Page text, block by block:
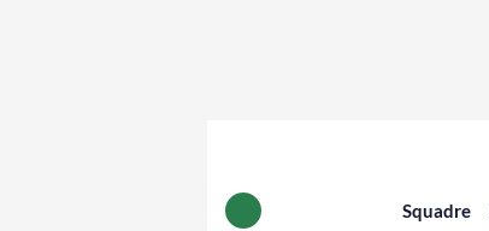
Squadre